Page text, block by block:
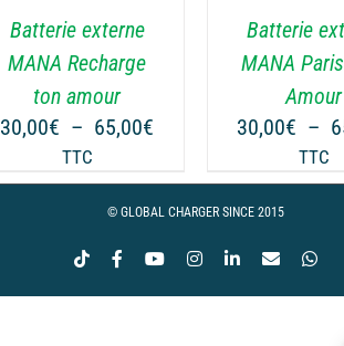
Batterie externe
MANA Recharge
ton amour
30,00€ – 65,00€
prix :
30,00€
65,00€
TTC
LES
OPTIONS
PEUVENT
ÊTRE
CHOISIES
SUR
LA
PRODUIT
Batterie
MANA
Amour
30,00€ –
TTC
LES
ÊTRE
SUR
LA
DU
© GLOBAL CHARGER SINCE 2015
Tiktok FacebookYouTubeInstagramLinkedIn
Email